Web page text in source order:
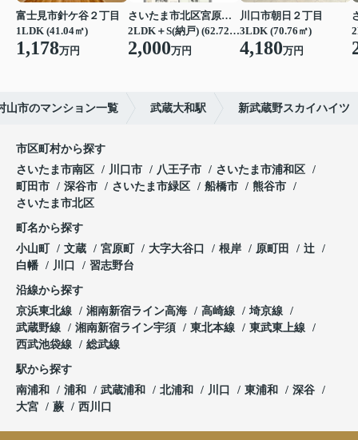
富士見市針ケ谷２丁目
1LDK (41.04㎡)
1,178万円
さいたま市北区宮原町４丁目
2LDK＋S(納戸) (62.72㎡)
2,000万円
川口市朝日２丁目
3LDK (70.76㎡)
4,180万円
山市のマンション一覧 武蔵大和駅 新武蔵野スカイハイツ
市区町村から探す
さいたま市南区
川口市 八王子市
さいたま市浦和区
町田市
深谷市 さいたま市緑区 船橋市
熊谷市
さいたま市北区
町名から探す
小山町
文蔵 宮原町 大字大谷口 根岸 原町田
辻
白幡
川口 習志野台
沿線から探す
京浜東北線
湘南新宿ライン高海 高崎線
埼京線
武蔵野線
湘南新宿ライン宇須 東北本線
東武東上線
西武池袋線
総武線
駅から探す
南浦和
浦和 武蔵浦和 北浦和 川口 東浦和
深谷
大宮
蕨 西川口